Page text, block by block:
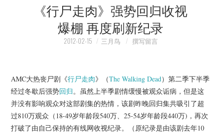
映像快讯
脱口秀
杂七杂八
《行尸走肉》强势回归收视
爆棚 再度刷新纪录
2012-02-15 三月鸟 撰写留言
AMC大热丧尸剧《行尸走肉》（The Walking Dead）第二季下半季
经过冬歇后强势回归。虽然上半季剧情缓慢被观众诟病，但是这
并没有影响观众对这部剧集的热情，该剧昨晚回归集共吸引了超
过810万观众（18-49岁年龄段540万、25-54岁年龄段440万)，再次
打破了由自己保持的有线网收视纪录。（原纪录是由该剧去年10